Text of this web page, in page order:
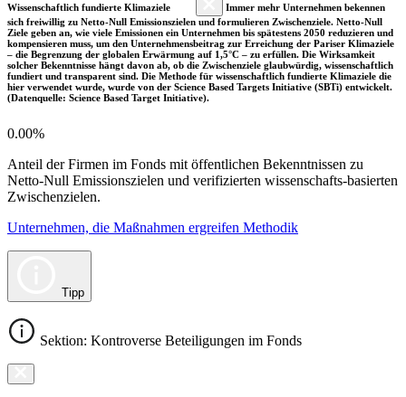
Wissenschaftlich fundierte Klimaziele
Immer mehr Unternehmen bekennen
sich freiwillig zu Netto-Null Emissionszielen und formulieren Zwischenziele. Netto-Null
Ziele geben an, wie viele Emissionen ein Unternehmen bis spätestens 2050 reduzieren und
kompensieren muss, um den Unternehmensbeitrag zur Erreichung der Pariser Klimaziele
– die Begrenzung der globalen Erwärmung auf 1,5°C – zu erfüllen. Die Wirksamkeit
solcher Bekenntnisse hängt davon ab, ob die Zwischenziele glaubwürdig, wissenschaftlich
fundiert und transparent sind. Die Methode für wissenschaftlich fundierte Klimaziele die
hier verwendet wurde, wurde von der Science Based Targets Initiative (SBTi) entwickelt.
(Datenquelle: Science Based Target Initiative).
0.00%
Anteil der Firmen im Fonds mit öffentlichen Bekenntnissen zu
Netto-Null Emissionszielen und verifizierten wissenschafts-basierten
Zwischenzielen.
Unternehmen, die Maßnahmen ergreifen Methodik
Tipp
Sektion: Kontroverse Beteiligungen im Fonds